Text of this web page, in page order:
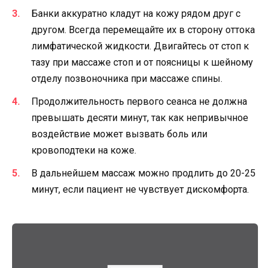
Банки аккуратно кладут на кожу рядом друг с
другом. Всегда перемещайте их в сторону оттока
лимфатической жидкости. Двигайтесь от стоп к
тазу при массаже стоп и от поясницы к шейному
отделу позвоночника при массаже спины.
Продолжительность первого сеанса не должна
превышать десяти минут, так как непривычное
воздействие может вызвать боль или
кровоподтеки на коже.
В дальнейшем массаж можно продлить до 20-25
минут, если пациент не чувствует дискомфорта.